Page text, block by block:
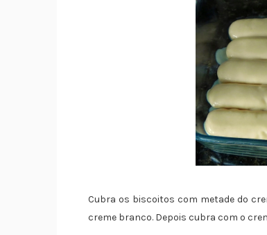
Cubra os biscoitos com metade do
creme branco. Depois cubra com o